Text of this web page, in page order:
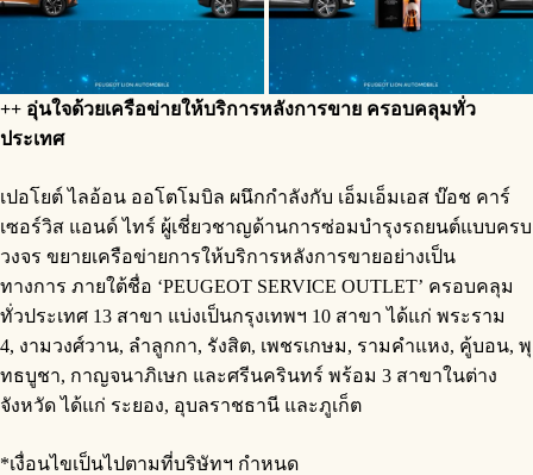
++ อุ่นใจด้วยเครือข่ายให้บริการหลังการขาย ครอบคลุมทั่ว
ประเทศ
เปอโยต์ ไลอ้อน ออโตโมบิล ผนึกกำลังกับ เอ็มเอ็มเอส บ๊อช คาร์
เซอร์วิส แอนด์ ไทร์ ผู้เชี่ยวชาญด้านการซ่อมบำรุงรถยนต์แบบครบ
วงจร ขยายเครือข่ายการให้บริการหลังการขายอย่างเป็น
ทางการ ภายใต้ชื่อ ‘PEUGEOT SERVICE OUTLET’ ครอบคลุม
ทั่วประเทศ 13 สาขา แบ่งเป็นกรุงเทพฯ 10 สาขา ได้แก่ พระราม
4, งามวงศ์วาน, ลำลูกกา, รังสิต, เพชรเกษม, รามคำแหง, คู้บอน, พุ
ทธบูชา, กาญจนาภิเษก และศรีนครินทร์ พร้อม 3 สาขาในต่าง
จังหวัด ได้แก่ ระยอง, อุบลราชธานี และภูเก็ต
*เงื่อนไขเป็นไปตามที่บริษัทฯ กำหนด